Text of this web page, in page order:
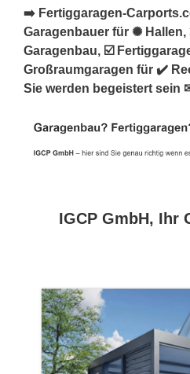
➡️ Fertiggaragen-
Garagenbauer für ✺ Hallen,
Garagenbau, ☑️
Großraumgaragen für ✔️
Sie werden begeistert sein
IGCP GmbH, Ihr